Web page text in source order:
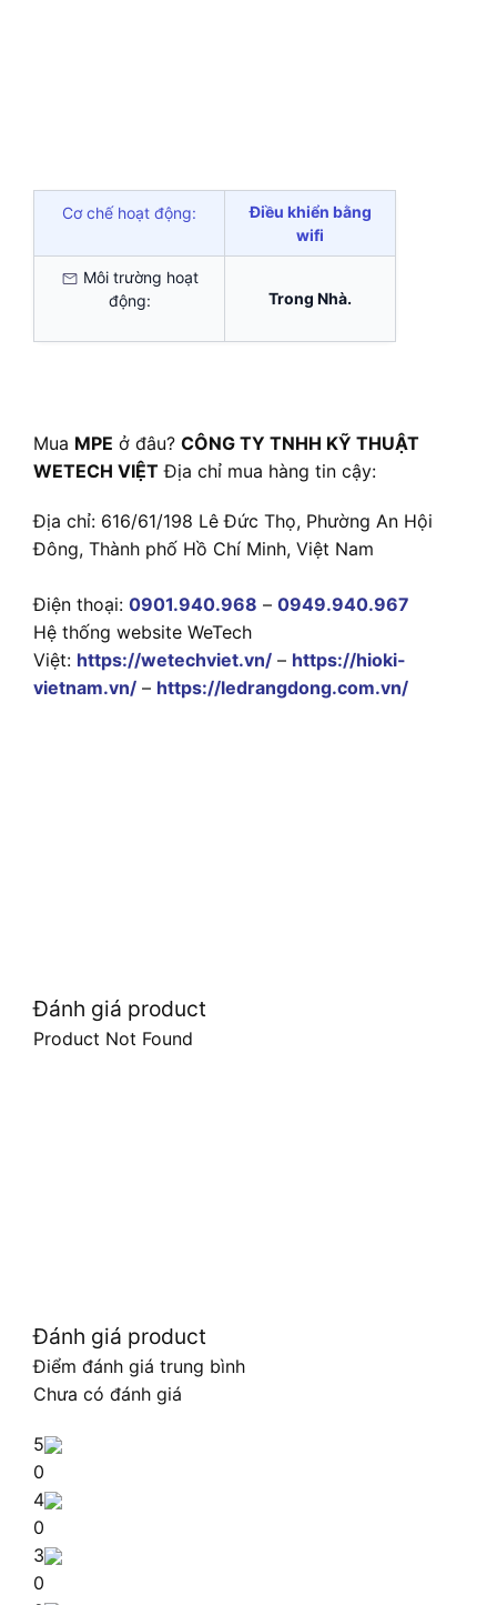
Cơ chế hoạt động:
Điều khiển bằng
wifi
Môi trường hoạt
động:
Trong Nhà.
Mua MPE ở đâu? CÔNG TY TNHH KỸ THUẬT
WETECH VIỆT Địa chỉ mua hàng tin cậy:
Địa chỉ: 616/61/198 Lê Đức Thọ, Phường An Hội
Đông, Thành phố Hồ Chí Minh, Việt Nam
Điện thoại: 0901.940.968 – 0949.940.967
Hệ thống website WeTech
Việt: https://wetechviet.vn/ – https://hioki-
vietnam.vn/ – https://ledrangdong.com.vn/
Đánh giá product
Product Not Found
Đánh giá product
Điểm đánh giá trung bình
Chưa có đánh giá
5
0
4
0
3
0